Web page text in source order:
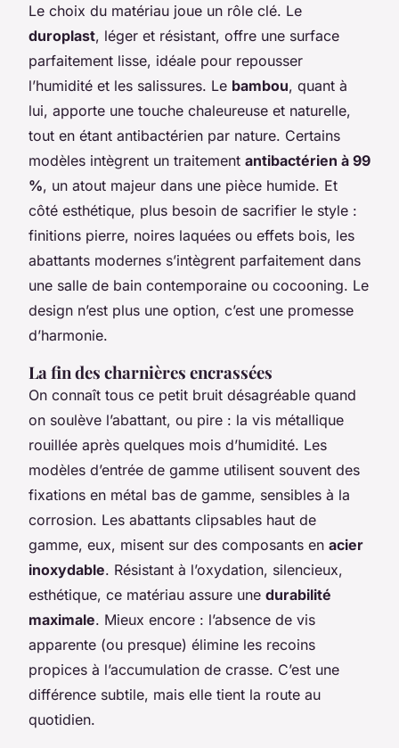
Le choix du matériau joue un rôle clé. Le
duroplast, léger et résistant, offre une surface
parfaitement lisse, idéale pour repousser
l’humidité et les salissures. Le bambou, quant à
lui, apporte une touche chaleureuse et naturelle,
tout en étant antibactérien par nature. Certains
modèles intègrent un traitement antibactérien à 99
%, un atout majeur dans une pièce humide. Et
côté esthétique, plus besoin de sacrifier le style :
finitions pierre, noires laquées ou effets bois, les
abattants modernes s’intègrent parfaitement dans
une salle de bain contemporaine ou cocooning. Le
design n’est plus une option, c’est une promesse
d’harmonie.
La fin des charnières encrassées
On connaît tous ce petit bruit désagréable quand
on soulève l’abattant, ou pire : la vis métallique
rouillée après quelques mois d’humidité. Les
modèles d’entrée de gamme utilisent souvent des
fixations en métal bas de gamme, sensibles à la
corrosion. Les abattants clipsables haut de
gamme, eux, misent sur des composants en acier
inoxydable. Résistant à l’oxydation, silencieux,
esthétique, ce matériau assure une durabilité
maximale. Mieux encore : l’absence de vis
apparente (ou presque) élimine les recoins
propices à l’accumulation de crasse. C’est une
différence subtile, mais elle tient la route au
quotidien.